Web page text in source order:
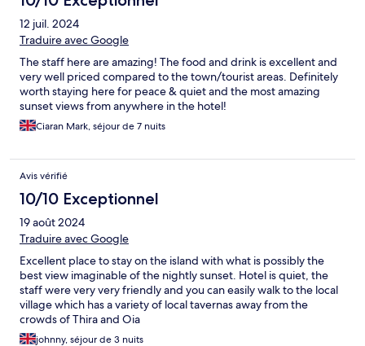
12 juil. 2024
Traduire avec Google
The staff here are amazing! The food and drink is excellent and
very well priced compared to the town/tourist areas. Definitely
worth staying here for peace & quiet and the most amazing
sunset views from anywhere in the hotel!
Ciaran Mark, séjour de 7 nuits
Avis vérifié
10/10 Exceptionnel
19 août 2024
Traduire avec Google
Excellent place to stay on the island with what is possibly the
best view imaginable of the nightly sunset. Hotel is quiet, the
staff were very very friendly and you can easily walk to the local
village which has a variety of local tavernas away from the
crowds of Thira and Oia
johnny, séjour de 3 nuits